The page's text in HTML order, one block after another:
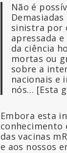
Não é
sinistra por
apressada
da ciência
mortas ou
sobre a
nacionais e
nós… [Esta
Embora esta
conhecimento
das vacinas
e aos nossos